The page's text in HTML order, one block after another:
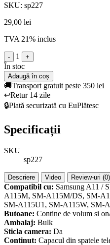
SKU: sp227
29,00 lei
TVA 21% inclus
- 1 +
În stoc
Adaugă în coș
🚚Transport gratuit peste 350 lei
↩️Retur 14 zile
🔒Plată securizată cu EuPlătesc
Specificații
SKU
sp227
Descriere Video Review-uri (0)
Compatibil cu: Samsung A11 /
A115M, SM-A115M/DS, SM-
SM-A115U1, SM-A115W, SM-
Butoane: Contine de volum si
Ambalaj: Bulk
Sticla camera: Da
Continut: Capacul din spatele